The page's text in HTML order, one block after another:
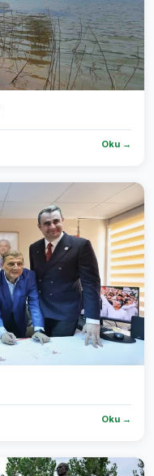
Oku →
Oku →